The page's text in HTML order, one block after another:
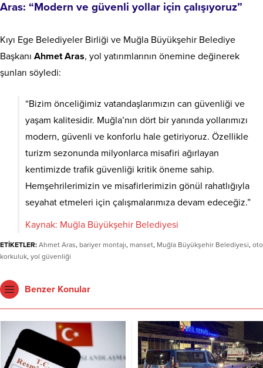
Aras: “Modern ve güvenli yollar için çalışıyoruz”
Kıyı Ege Belediyeler Birliği ve Muğla Büyükşehir Belediye
Başkanı Ahmet Aras, yol yatırımlarının önemine değinerek
şunları söyledi:
“Bizim önceliğimiz vatandaşlarımızın can güvenliği ve
yaşam kalitesidir. Muğla’nın dört bir yanında yollarımızı
modern, güvenli ve konforlu hale getiriyoruz. Özellikle
turizm sezonunda milyonlarca misafiri ağırlayan
kentimizde trafik güvenliği kritik öneme sahip.
Hemşehrilerimizin ve misafirlerimizin gönül rahatlığıyla
seyahat etmeleri için çalışmalarımıza devam edeceğiz.”
Kaynak: Muğla Büyükşehir Belediyesi
ETİKETLER: Ahmet Aras, bariyer montajı, manset, Muğla Büyükşehir Belediyesi, oto
korkuluk, yol güvenliği
Benzer Konular